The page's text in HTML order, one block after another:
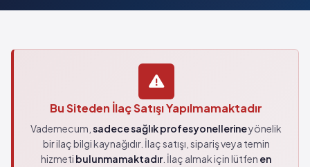
Bu Siteden İlaç Satışı Yapılmamaktadır
Vademecum, sadece sağlık profesyonellerineyönelik
bir ilaç bilgi kaynağıdır. İlaç satışı, sipariş veya temin
hizmeti bulunmamaktadır. İlaç almak için lütfen en